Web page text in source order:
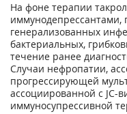
На фоне терапии
иммунодепрессантами,
генерализованных
бактериальных,
течение ранее
Случаи нефропатии,
прогрессирующей
ассоциированной с JC-
иммуносупрессивной